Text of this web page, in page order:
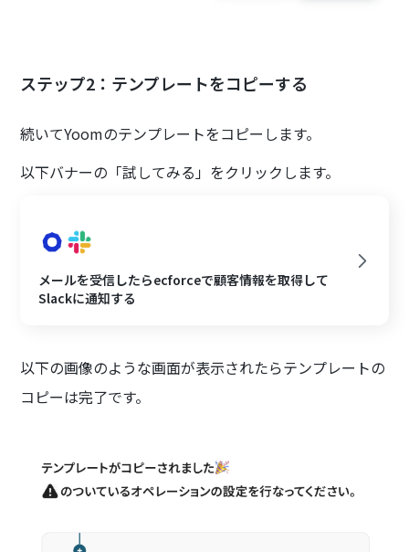
ステップ2：テンプレートをコピーする
続いてYoomのテンプレートをコピーします。
以下バナーの「試してみる」をクリックします。
メールを受信したらecforceで顧客情報を取得して
Slackに通知する
以下の画像のような画面が表示されたらテンプレートの
コピーは完了です。